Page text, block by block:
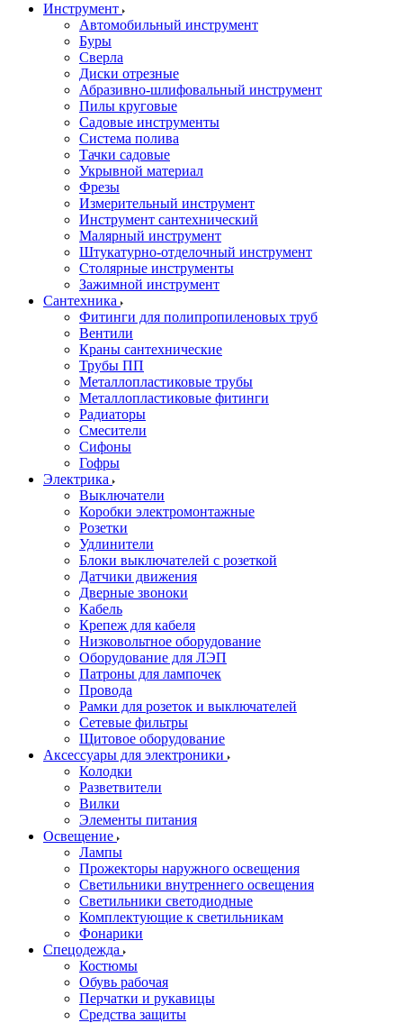
Инструмент
Автомобильный инструмент
Буры
Сверла
Диски отрезные
Абразивно-шлифовальный инструмент
Пилы круговые
Садовые инструменты
Система полива
Тачки садовые
Укрывной материал
Фрезы
Измерительный инструмент
Инструмент сантехнический
Малярный инструмент
Штукатурно-отделочный инструмент
Cтолярные инструменты
Зажимной инструмент
Сантехника
Фитинги для полипропиленовых труб
Вентили
Краны сантехнические
Трубы ПП
Металлопластиковые трубы
Металлопластиковые фитинги
Радиаторы
Смесители
Сифоны
Гофры
Электрика
Выключатели
Коробки электромонтажные
Розетки
Удлинители
Блоки выключателей с розеткой
Датчики движения
Дверные звоноки
Кабель
Крепеж для кабеля
Низковольтное оборудование
Оборудование для ЛЭП
Патроны для лампочек
Провода
Рамки для розеток и выключателей
Сетевые фильтры
Щитовое оборудование
Аксессуары для электроники
Колодки
Разветвители
Вилки
Элементы питания
Освещение
Лампы
Прожекторы наружного освещения
Светильники внутреннего освещения
Светильники светодиодные
Комплектующие к светильникам
Фонарики
Спецодежда
Костюмы
Обувь рабочая
Перчатки и рукавицы
Средства защиты